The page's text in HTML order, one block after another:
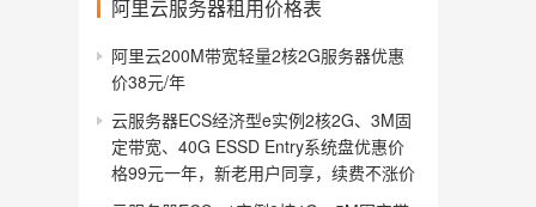
阿里云服务器租用价格表
阿里云200M带宽轻量2核2G服务器优惠
价38元/年
云服务器ECS经济型e实例2核2G、3M固
定带宽、40G ESSD Entry系统盘优惠价
格99元一年，新老用户同享，续费不涨价